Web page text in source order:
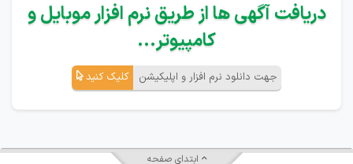
دریافت آگهی ها از طریق نرم افزار موبایل و
کامپیوتر...
جهت دانلود نرم افزار و اپلیکیشن کلیک کنید
ابتدای صفحه